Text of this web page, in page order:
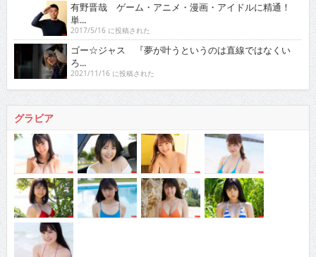
有野晋哉 ゲーム・アニメ・漫画・アイドルに精通！
単...
2017/5/16 に投稿された
ゴー☆ジャス 『夢が叶うというのは直線ではなくい
ろ...
2021/11/16 に投稿された
グラビア